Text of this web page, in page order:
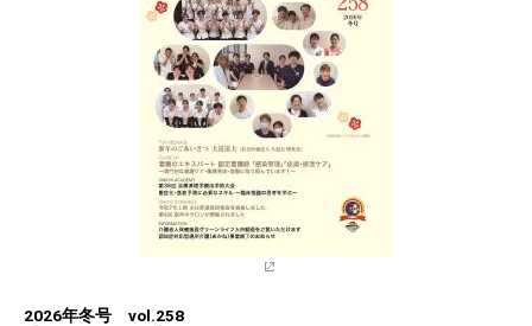
2026年冬号 vol.258